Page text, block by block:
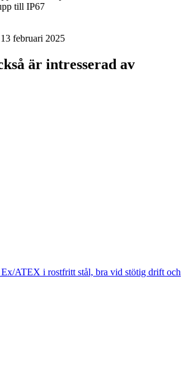
till IP67
februari 2025
är intresserad av
ATEX i rostfritt stål, bra vid stötig drift och